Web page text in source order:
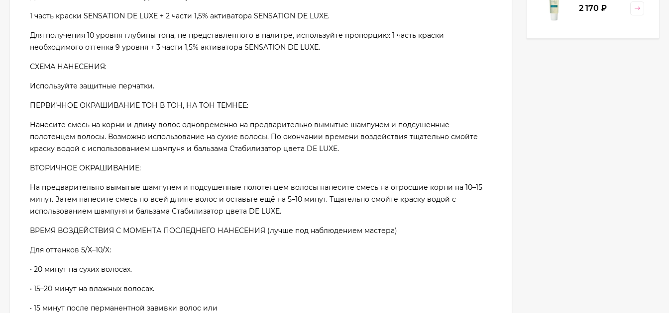
1 часть краски SENSATION DE LUXE + 2 части 1,5% активатора SENSATION DE LUXE.
Для получения 10 уровня глубины тона, не представленного в палитре, используйте пропорцию: 1 часть краски
необходимого оттенка 9 уровня + 3 части 1,5% активатора SENSATION DE LUXE.
СХЕМА НАНЕСЕНИЯ:
Используйте защитные перчатки.
ПЕРВИЧНОЕ ОКРАШИВАНИЕ ТОН В ТОН, НА ТОН ТЕМНЕЕ:
Нанесите смесь на корни и длину волос одновременно на предварительно вымытые шампунем и подсушенные
полотенцем волосы. Возможно использование на сухие волосы. По окончании времени воздействия тщательно смойте
краску водой с использованием шампуня и бальзама Стабилизатор цвета DE LUXE.
ВТОРИЧНОЕ ОКРАШИВАНИЕ:
На предварительно вымытые шампунем и подсушенные полотенцем волосы нанесите смесь на отросшие корни на 10–15
минут. Затем нанесите смесь по всей длине волос и оставьте ещё на 5–10 минут. Тщательно смойте краску водой с
использованием шампуня и бальзама Стабилизатор цвета DE LUXE.
ВРЕМЯ ВОЗДЕЙСТВИЯ С МОМЕНТА ПОСЛЕДНЕГО НАНЕСЕНИЯ (лучше под наблюдением мастера)
Для оттенков 5/Х–10/Х:
• 20 минут на сухих волосах.
• 15–20 минут на влажных волосах.
• 15 минут после перманентной завивки волос или
Cosmetics, 130 гр
2 170 ₽